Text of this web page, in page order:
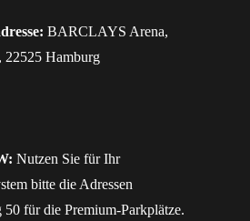
BARCLAYS Arena,
22525 Hamburg
Nutzen Sie für Ihr
bitte die Adressen
für die Premium-Parkplätze.